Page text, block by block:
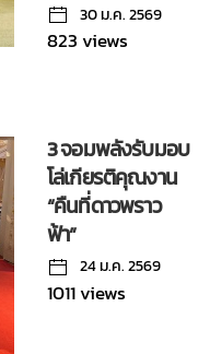
30 ม.ค. 2569
823 views
3 จอมพลังรับมอบ
โล่เกียรติคุณงาน
“คืนที่ดาวพราว
ฟ้า”
24 ม.ค. 2569
1011 views